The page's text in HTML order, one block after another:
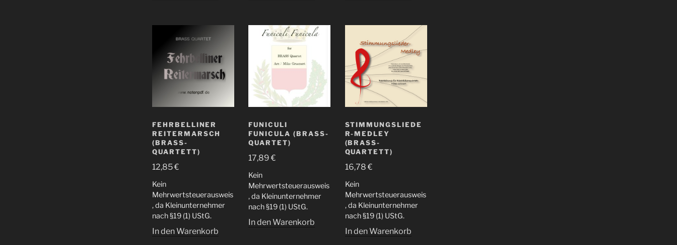
FEHRBELLINER
REITERMARSCH
(BRASS-
QUARTETT)
12,85€
Kein
Mehrwertsteuerausweis
, da Kleinunternehmer
nach §19 (1) UStG.
In den Warenkorb
FUNICULI
FUNICULA (BRASS-
QUARTET)
17,89€
Kein
Mehrwertsteuerausweis
, da Kleinunternehmer
nach §19 (1) UStG.
In den Warenkorb
STIMMUNGSLIEDE
R-MEDLEY
(BRASS-
QUARTETT)
16,78€
Kein
Mehrwertsteuerausweis
, da Kleinunternehmer
nach §19 (1) UStG.
In den Warenkorb